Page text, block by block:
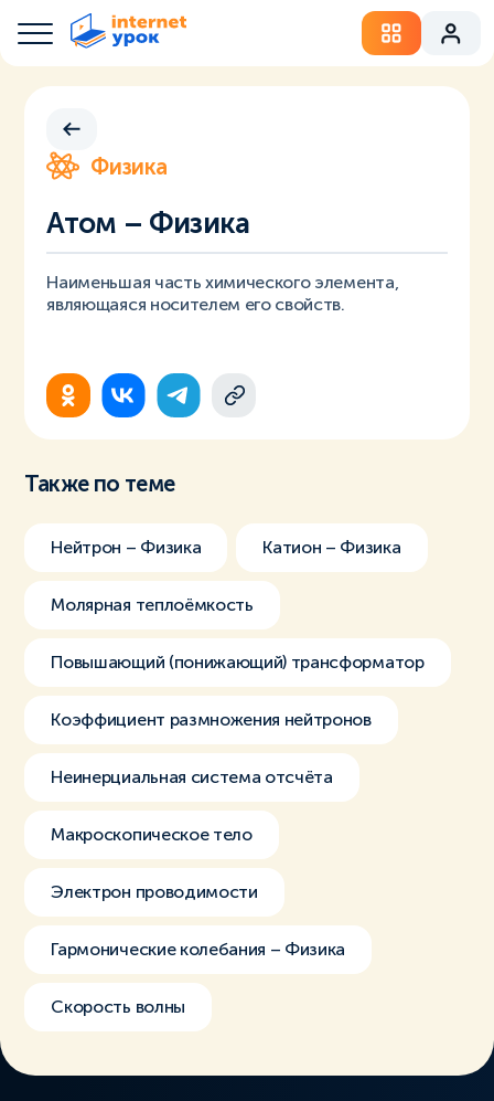
Физика
Атом – Физика
Наименьшая часть химического элемента,
являющаяся носителем его свойств.
Также по теме
Нейтрон – Физика Катион – Физика
Молярная теплоёмкость
Повышающий (понижающий) трансформатор
Коэффициент размножения нейтронов
Неинерциальная система отсчёта
Макроскопическое тело
Электрон проводимости
Гармонические колебания – Физика
Скорость волны